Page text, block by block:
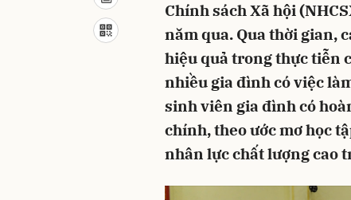
Chính sách Xã hội
năm qua. Qua thời gian,
hiệu quả trong thực tiễn
nhiều gia đình có việc
sinh viên gia đình có
chính, theo ước mơ học
nhân lực chất lượng cao